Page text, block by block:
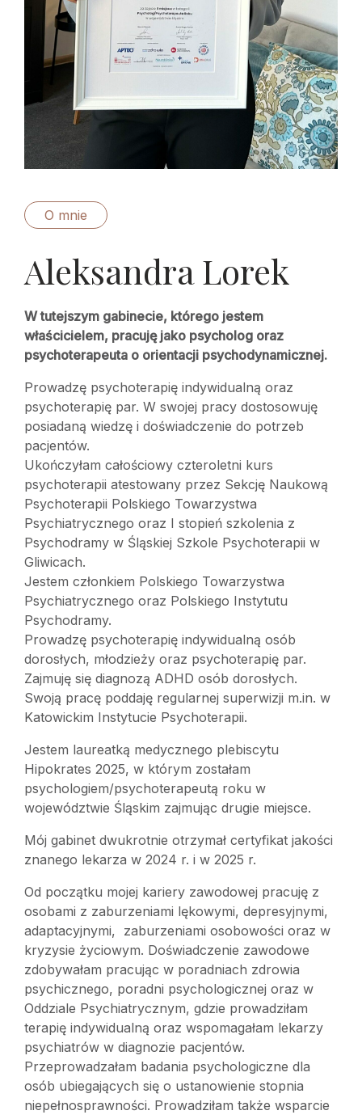
O mnie
Aleksandra Lorek
W tutejszym gabinecie, którego jestem
właścicielem, pracuję jako psycholog oraz
psychoterapeuta o orientacji psychodynamicznej.
Prowadzę psychoterapię indywidualną oraz
psychoterapię par. W swojej pracy dostosowuję
posiadaną wiedzę i doświadczenie do potrzeb
pacjentów.
Ukończyłam całościowy czteroletni kurs
psychoterapii atestowany przez Sekcję Naukową
Psychoterapii Polskiego Towarzystwa
Psychiatrycznego oraz I stopień szkolenia z
Psychodramy w Śląskiej Szkole Psychoterapii w
Gliwicach.
Jestem członkiem Polskiego Towarzystwa
Psychiatrycznego oraz Polskiego Instytutu
Psychodramy.
Prowadzę psychoterapię indywidualną osób
dorosłych, młodzieży oraz psychoterapię par.
Zajmuję się diagnozą ADHD osób dorosłych.
Swoją pracę poddaję regularnej superwizji m.in. w
Katowickim Instytucie Psychoterapii.
Jestem laureatką medycznego plebiscytu
Hipokrates 2025, w którym zostałam
psychologiem/psychoterapeutą roku w
województwie Śląskim zajmując drugie miejsce.
Mój gabinet dwukrotnie otrzymał certyfikat jakości
znanego lekarza w 2024 r. i w 2025 r.
Od początku mojej kariery zawodowej pracuję z
osobami z zaburzeniami lękowymi, depresyjnymi,
adaptacyjnymi, zaburzeniami osobowości oraz w
kryzysie życiowym. Doświadczenie zawodowe
zdobywałam pracując w poradniach zdrowia
psychicznego, poradni psychologicznej oraz w
Oddziale Psychiatrycznym, gdzie prowadziłam
terapię indywidualną oraz wspomagałam lekarzy
psychiatrów w diagnozie pacjentów.
Przeprowadzałam badania psychologiczne dla
osób ubiegających się o ustanowienie stopnia
niepełnosprawności. Prowadziłam także wsparcie